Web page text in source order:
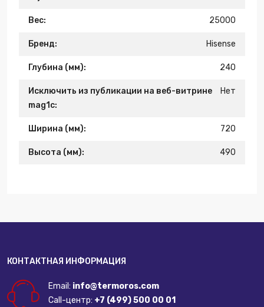
Вес: 25000
Бренд: Hisense
Глубина (мм): 240
Исключить из публикации на веб-витрине
mag1c:
Нет
Ширина (мм): 720
Высота (мм): 490
КОНТАКТНАЯ ИНФОРМАЦИЯ
Email: info@termoros.com
Call-центр: +7 (499) 500 00 01